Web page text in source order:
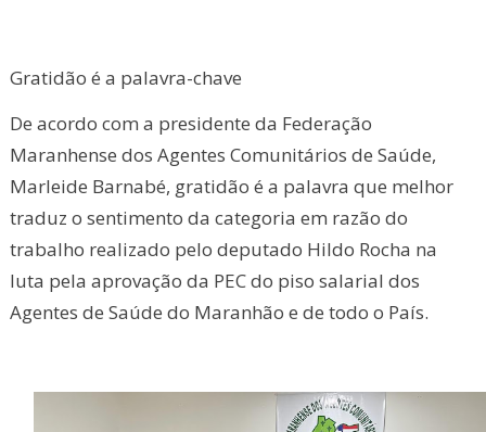
Gratidão é a palavra-chave
De acordo com a presidente da Federação
Maranhense dos Agentes Comunitários de Saúde,
Marleide Barnabé, gratidão é a palavra que melhor
traduz o sentimento da categoria em razão do
trabalho realizado pelo deputado Hildo Rocha na
luta pela aprovação da PEC do piso salarial dos
Agentes de Saúde do Maranhão e de todo o País.